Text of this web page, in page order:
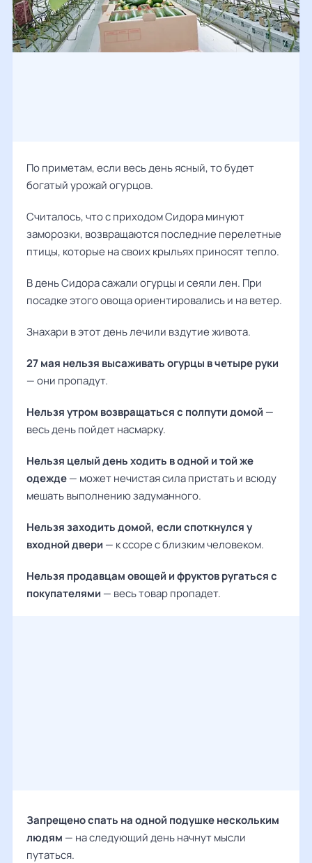
По приметам, если весь день ясный, то будет
богатый урожай огурцов.
Считалось, что с приходом Сидора минуют
заморозки, возвращаются последние перелетные
птицы, которые на своих крыльях приносят тепло.
В день Сидора сажали огурцы и сеяли лен. При
посадке этого овоща ориентировались и на ветер.
Знахари в этот день лечили вздутие живота.
27 мая нельзя высаживать огурцы в четыре руки
— они пропадут.
Нельзя утром возвращаться с полпути домой —
весь день пойдет насмарку.
Нельзя целый день ходить в одной и той же
одежде— может нечистая сила пристать и всюду
мешать выполнению задуманного.
Нельзя заходить домой, если споткнулся у
входной двери — к ссоре с близким человеком.
Нельзя продавцам овощей и фруктов ругаться с
покупателями — весь товар пропадет.
Запрещено спать на одной подушке нескольким
людям — на следующий день начнут мысли
путаться.